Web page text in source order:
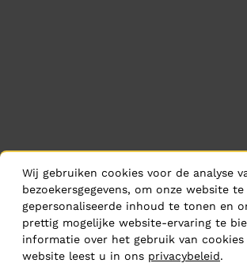
Wij gebruiken cookies voor de analyse
bezoekersgegevens, om onze website
gepersonaliseerde inhoud te tonen en
prettig mogelijke website-ervaring te
informatie over het gebruik van cookies
website leest u in ons privacybeleid.